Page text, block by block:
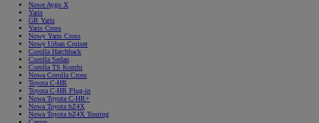
Nowe Aygo X
Yaris
GR Yaris
Yaris Cross
Nowy Yaris Cross
Nowy Urban Cruiser
Corolla Hatchback
Corolla Sedan
Corolla TS Kombi
Nowa Corolla Cross
Toyota C-HR
Toyota C-HR Plug-in
Nowa Toyota C-HR+
Nowa Toyota bZ4X
Nowa Toyota bZ4X Touring